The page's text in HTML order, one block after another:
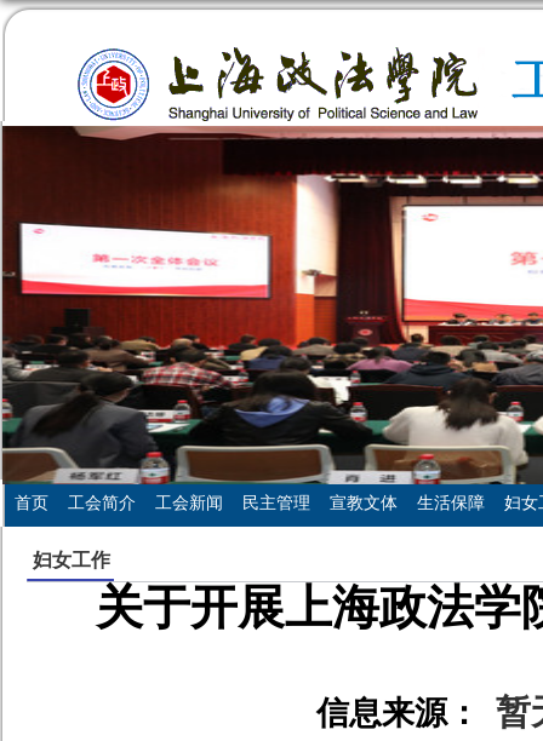
首页 工会简介 工会新闻 民主管理 宣教文体 生活保障 妇女
妇女工作
关于开展上海政法学
信息来源： 暂